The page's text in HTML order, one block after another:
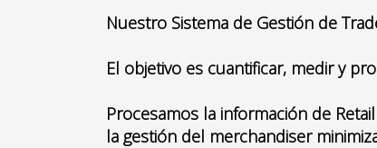
Nuestro Sistema de Gestión de
El objetivo es cuantificar, medir y
Procesamos la información de
la gestión del merchandiser